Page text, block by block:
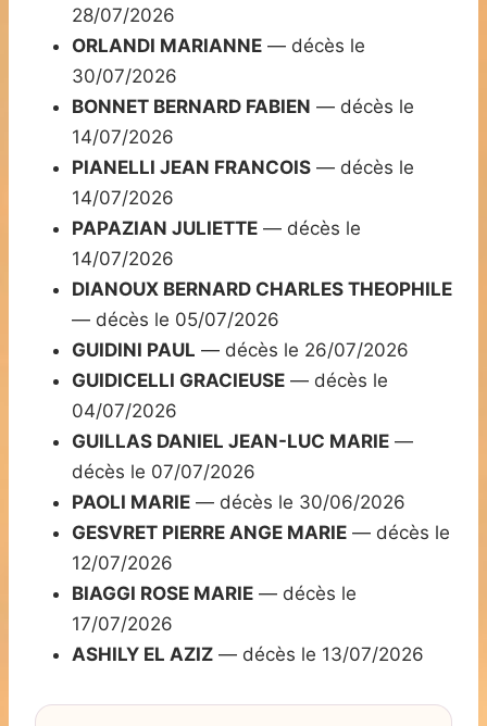
28/07/2026
ORLANDI MARIANNE — décès le
30/07/2026
BONNET BERNARD FABIEN — décès le
14/07/2026
PIANELLI JEAN FRANCOIS — décès le
14/07/2026
PAPAZIAN JULIETTE — décès le
14/07/2026
DIANOUX BERNARD CHARLES THEOPHILE
— décès le 05/07/2026
GUIDINI PAUL — décès le 26/07/2026
GUIDICELLI GRACIEUSE — décès le
04/07/2026
GUILLAS DANIEL JEAN-LUC MARIE —
décès le 07/07/2026
PAOLI MARIE — décès le 30/06/2026
GESVRET PIERRE ANGE MARIE — décès le
12/07/2026
BIAGGI ROSE MARIE — décès le
17/07/2026
ASHILY EL AZIZ — décès le 13/07/2026